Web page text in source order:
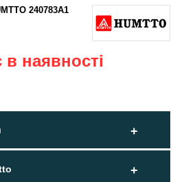
240783A1
наявності